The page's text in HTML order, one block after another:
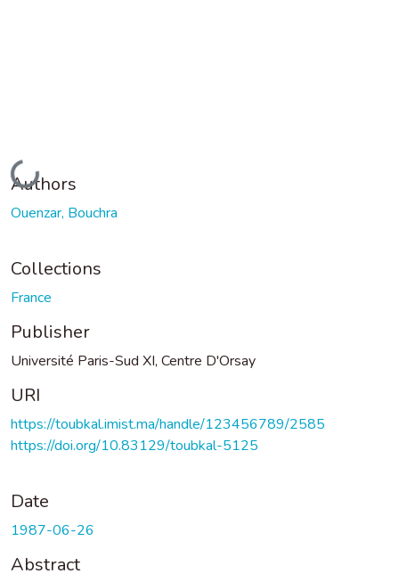
Loading...
Authors
Ouenzar, Bouchra
Collections
France
Publisher
Université Paris-Sud XI, Centre D'Orsay
URI
https://toubkal.imist.ma/handle/123456789/2585
https://doi.org/10.83129/toubkal-5125
Date
1987-06-26
Abstract